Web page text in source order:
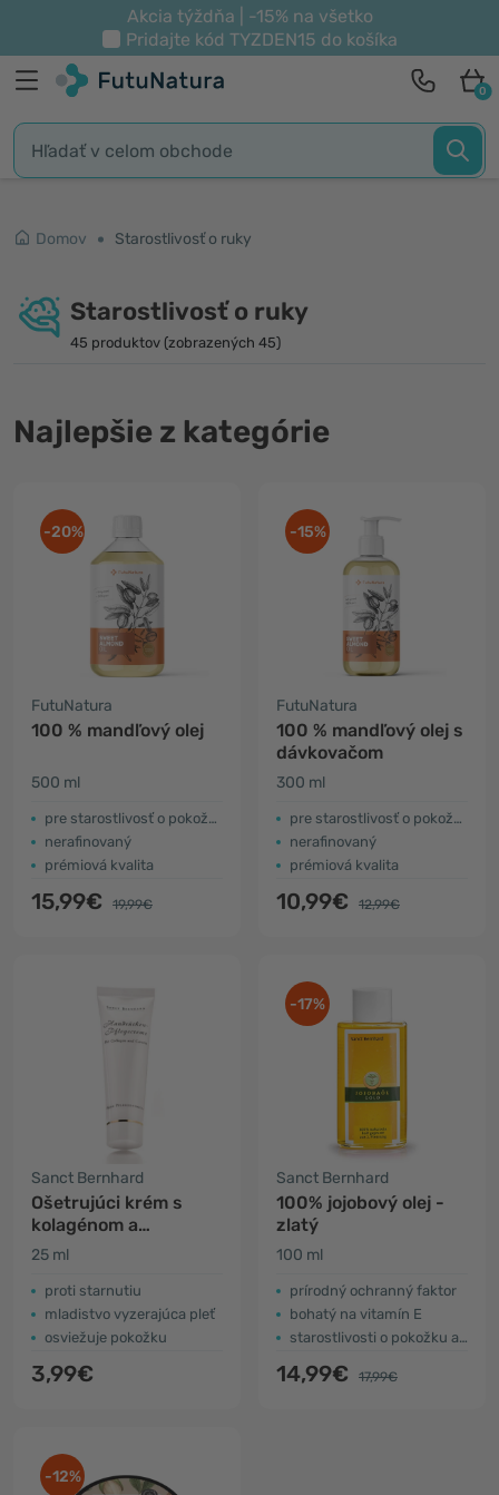
Akcia týždňa | -15% na všetko
Pridajte kód TYZDEN15 do košíka
0
Domov Starostlivosť o ruky
Starostlivosť o ruky
45 produktov (zobrazených 45)
Najlepšie z kategórie
-20%
FutuNatura
100 % mandľový olej
500 ml
pre starostlivosť o pokožku
nerafinovaný
prémiová kvalita
15,99€ 19,99€
-15%
FutuNatura
100 % mandľový olej s
dávkovačom
300 ml
pre starostlivosť o pokožku
nerafinovaný
prémiová kvalita
10,99€ 12,99€
Sanct Bernhard
Ošetrujúci krém s
kolagénom a
karoténom
25 ml
proti starnutiu
mladistvo vyzerajúca pleť
osviežuje pokožku
3,99€
-17%
Sanct Bernhard
100% jojobový olej -
zlatý
100 ml
prírodný ochranný faktor
bohatý na vitamín E
starostlivosti o pokožku a vlasy
14,99€ 17,99€
-12%